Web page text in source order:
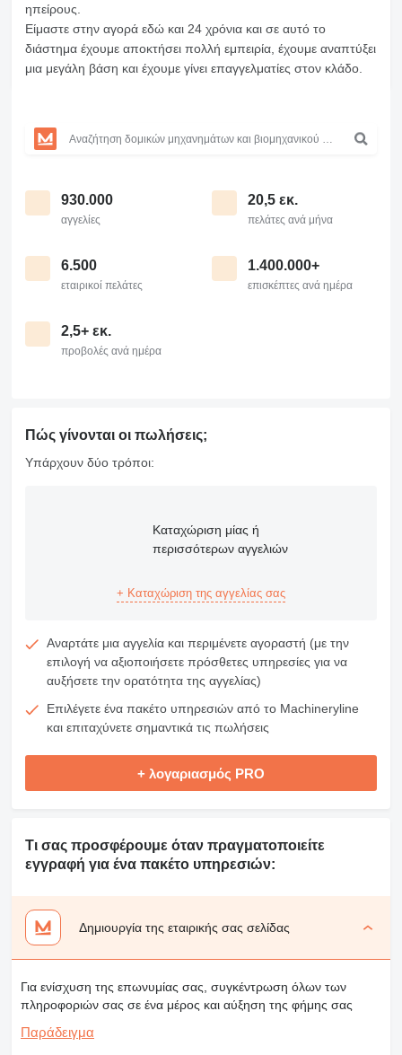
ηπείρους.
Είμαστε στην αγορά εδώ και 24 χρόνια και σε αυτό το
διάστημα έχουμε αποκτήσει πολλή εμπειρία, έχουμε αναπτύξει
μια μεγάλη βάση και έχουμε γίνει επαγγελματίες στον κλάδο.
930.000
αγγελίες
20,5 εκ.
πελάτες ανά μήνα
6.500
εταιρικοί πελάτες
1.400.000+
επισκέπτες ανά ημέρα
2,5+ εκ.
προβολές ανά ημέρα
Πώς γίνονται οι πωλήσεις;
Υπάρχουν δύο τρόποι:
Καταχώριση μίας ή
περισσότερων αγγελιών
+ Καταχώριση της αγγελίας σας
Αναρτάτε μια αγγελία και περιμένετε αγοραστή (με την
επιλογή να αξιοποιήσετε πρόσθετες υπηρεσίες για να
αυξήσετε την ορατότητα της αγγελίας)
Επιλέγετε ένα πακέτο υπηρεσιών από το Machineryline
και επιταχύνετε σημαντικά τις πωλήσεις
+ λογαριασμός PRO
Τι σας προσφέρουμε όταν πραγματοποιείτε
εγγραφή για ένα πακέτο υπηρεσιών:
Δημιουργία της εταιρικής σας σελίδας
Για ενίσχυση της επωνυμίας σας, συγκέντρωση όλων των
πληροφοριών σας σε ένα μέρος και αύξηση της φήμης σας
Παράδειγμα